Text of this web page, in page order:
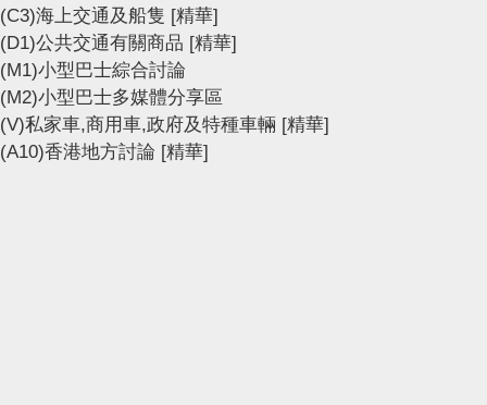
(C3)海上交通及船隻 [精華]
(D1)公共交通有關商品 [精華]
(M1)小型巴士綜合討論
(M2)小型巴士多媒體分享區
(V)私家車,商用車,政府及特種車輛 [精華]
(A10)香港地方討論 [精華]